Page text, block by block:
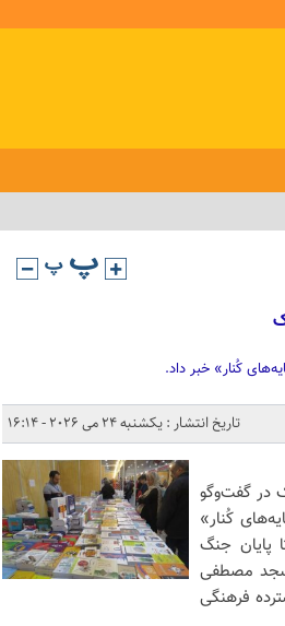
کُنار» خبر داد.
تاریخ انتشار : یکشنبه 24 می 2026 - 16:14
در گفت‌وگو
کُنار»
پایان جنگ
مصطفی
فرهنگی